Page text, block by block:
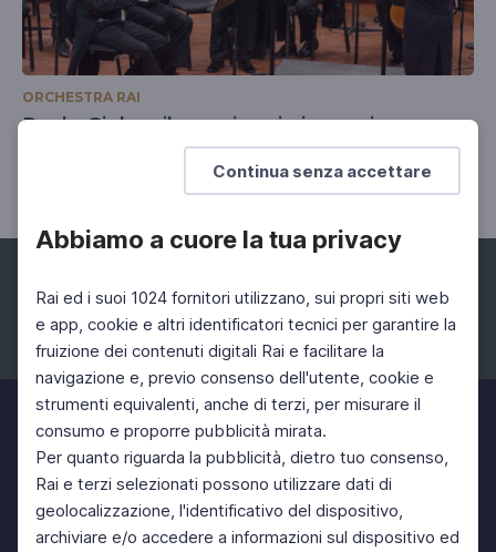
Continua senza accettare
Abbiamo a cuore la tua privacy
Rai ed i suoi 1024 fornitori utilizzano, sui propri siti web
e app, cookie e altri identificatori tecnici per garantire la
fruizione dei contenuti digitali Rai e facilitare la
navigazione e, previo consenso dell'utente, cookie e
strumenti equivalenti, anche di terzi, per misurare il
consumo e proporre pubblicità mirata.
Per quanto riguarda la pubblicità, dietro tuo consenso,
Rai e terzi selezionati possono utilizzare dati di
geolocalizzazione, l'identificativo del dispositivo,
archiviare e/o accedere a informazioni sul dispositivo ed
ORCHESTRA RAI
Paolo Giolo e il suo viaggio in musica con
Facebook Instagram Twitter